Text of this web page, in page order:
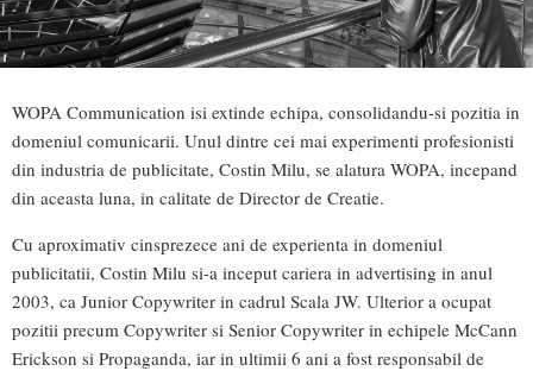
WOPA Communication isi extinde echipa, consolidandu-si pozitia in
domeniul comunicarii. Unul dintre cei mai experimenti profesionisti
din industria de publicitate, Costin Milu, se alatura WOPA, incepand
din aceasta luna, in calitate de Director de Creatie.
Cu aproximativ cinsprezece ani de experienta in domeniul
publicitatii, Costin Milu si-a inceput cariera in advertising in anul
2003, ca Junior Copywriter in cadrul Scala JW. Ulterior a ocupat
pozitii precum Copywriter si Senior Copywriter in echipele McCann
Erickson si Propaganda, iar in ultimii 6 ani a fost responsabil de